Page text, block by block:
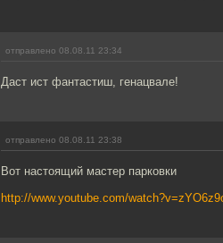
отправлено 08.08.11 23:34
Даст ист фантастиш, генацвале!
отправлено 08.08.11 23:38
Вот настоящий мастер парковки
http://www.youtube.com/